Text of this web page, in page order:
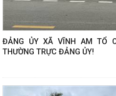
ĐẢNG ỦY XÃ VĨNH AM TỔ
THƯỜNG TRỰC ĐẢNG ỦY!